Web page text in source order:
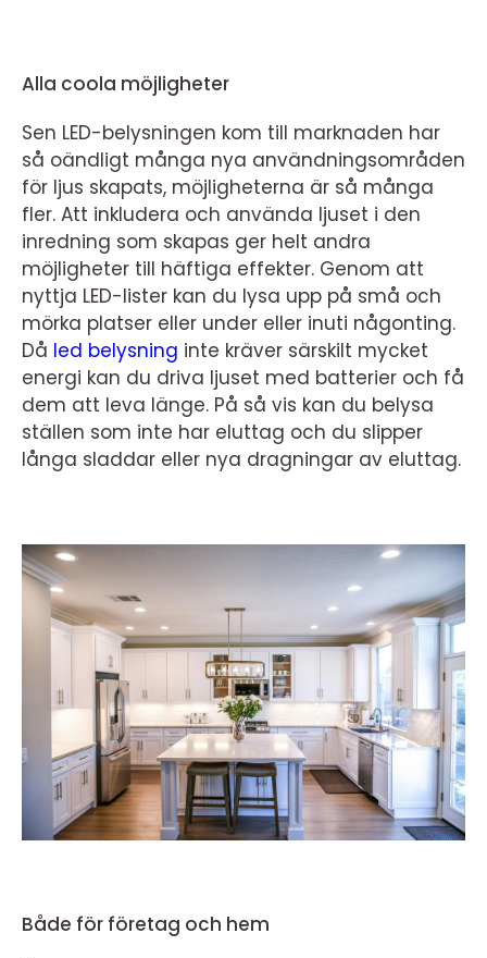
Alla coola möjligheter
Sen LED-belysningen kom till marknaden har
så oändligt många nya användningsområden
för ljus skapats, möjligheterna är så många
fler. Att inkludera och använda ljuset i den
inredning som skapas ger helt andra
möjligheter till häftiga effekter. Genom att
nyttja LED-lister kan du lysa upp på små och
mörka platser eller under eller inuti någonting.
Då led belysning inte kräver särskilt mycket
energi kan du driva ljuset med batterier och få
dem att leva länge. På så vis kan du belysa
ställen som inte har eluttag och du slipper
långa sladdar eller nya dragningar av eluttag.
Både för företag och hem